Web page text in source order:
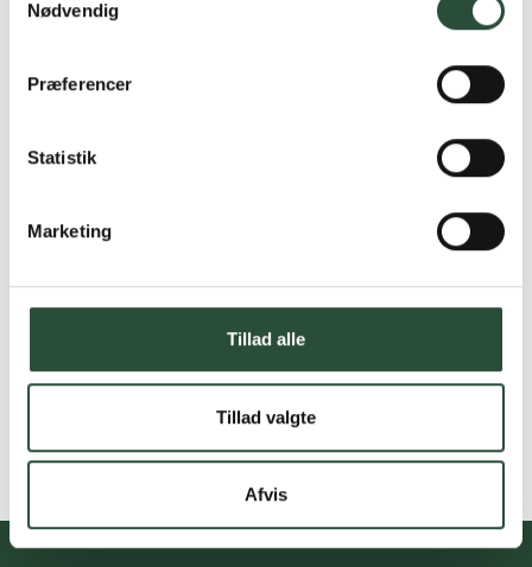
Nødvendig
Præferencer
Statistik
Marketing
Tillad alle
Tillad valgte
Afvis